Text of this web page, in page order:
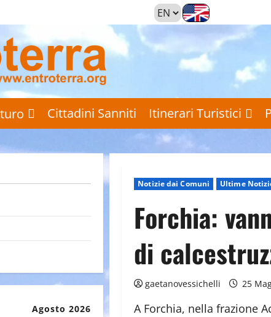
Cittadini Sanniti Itinerari Turistici
Notizie dai Comuni Ultime
Forchia:
di
gaetanovessichelli 25
A Forchia, nella frazione
Agosto 2026